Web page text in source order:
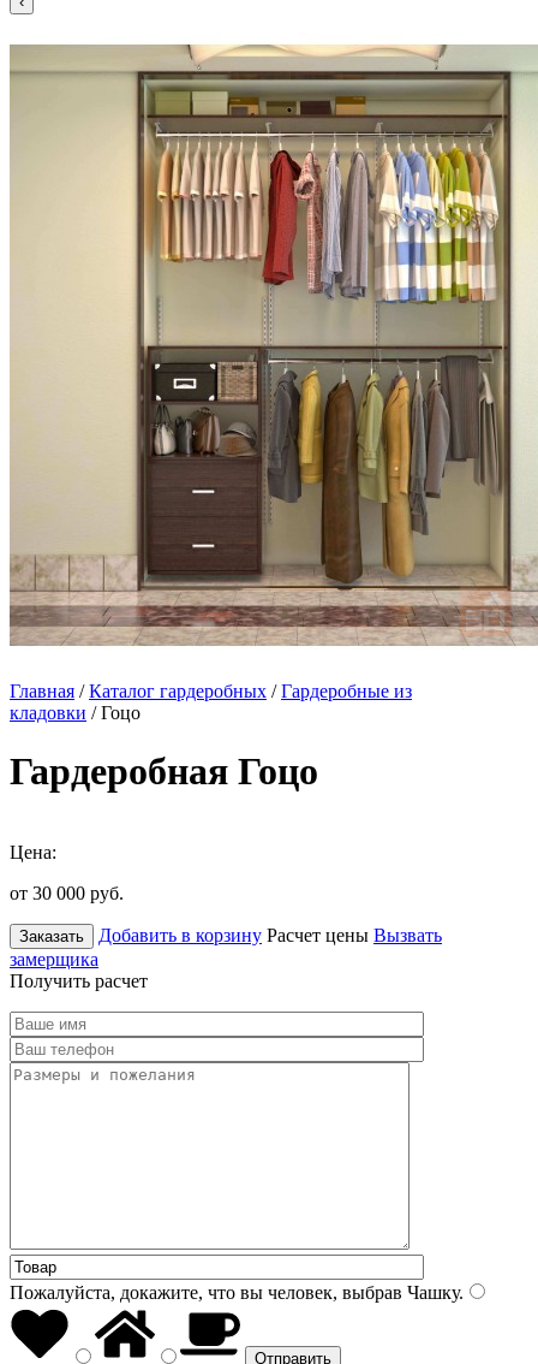
Главная /Каталог гардеробных /Гардеробные из
кладовки / Гоцо
Гардеробная Гоцо
Цена:
от 30 000 руб.
Заказать Добавить в корзину Расчет цены Вызвать
замерщика
Получить расчет
Пожалуйста, докажите, что вы человек, выбрав Чашку.